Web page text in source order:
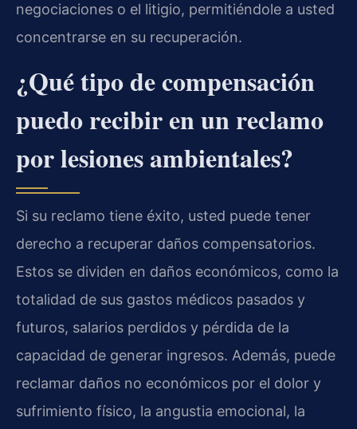
negociaciones o el litigio, permitiéndole a usted
concentrarse en su recuperación.
¿Qué tipo de compensación
puedo recibir en un reclamo
por lesiones ambientales?
Si su reclamo tiene éxito, usted puede tener
derecho a recuperar daños compensatorios.
Estos se dividen en daños económicos, como la
totalidad de sus gastos médicos pasados y
futuros, salarios perdidos y pérdida de la
capacidad de generar ingresos. Además, puede
reclamar daños no económicos por el dolor y
sufrimiento físico, la angustia emocional, la